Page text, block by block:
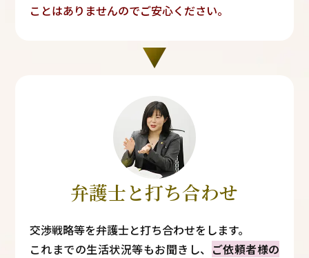
ことはありませんのでご安心ください。
弁護士と打ち合わせ
交渉戦略等を弁護士と打ち合わせをします。
これまでの生活状況等もお聞きし、 ご依頼者様の